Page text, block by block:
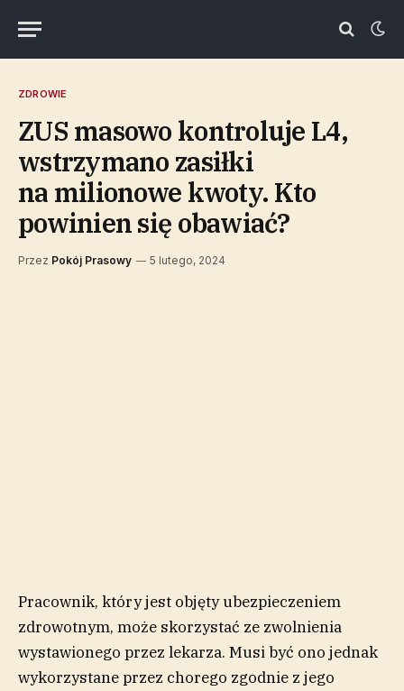
ZDROWIE
ZUS masowo kontroluje L4,
wstrzymano zasiłki
na milionowe kwoty. Kto
powinien się obawiać?
Przez Pokój Prasowy 5 lutego, 2024
Pracownik, który jest objęty ubezpieczeniem
zdrowotnym, może skorzystać ze zwolnienia
wystawionego przez lekarza. Musi być ono jednak
wykorzystane przez chorego zgodnie z jego